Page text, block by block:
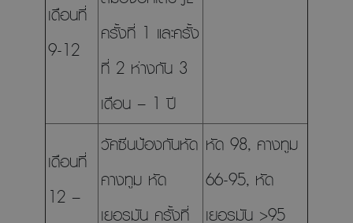
เดือนที่
9-12
ครั้งที่ 1 และครั้ง
ที่ 2 ห่างกัน 3
เดือน – 1 ปี
เดือนที่
12 –
วัคซีนป้องกันหัด
คางทูม หัด
เยอรมัน ครั้งที่
หัด 98, คางทูม
66-95, หัด
เยอรมัน >95